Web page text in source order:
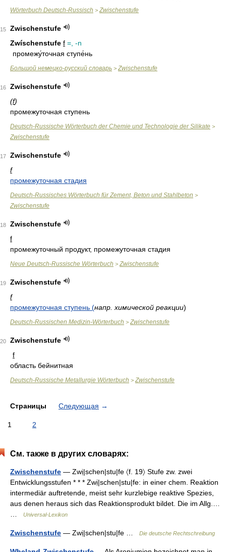
Wörterbuch Deutsch-Russisch > Zwischenstufe
15
Zwischenstufe
Zwíschenstufe f =, -n
промежу́точная ступе́нь
Большой немецко-русский словарь > Zwischenstufe
16
Zwischenstufe
(f)
промежуточная ступень
Deutsch-Russische Wörterbuch der Chemie und Technologie der Silikate >
Zwischenstufe
17
Zwischenstufe
f
промежуточная стадия
Deutsch-Russisches Wörterbuch für Zement, Beton und Stahlbeton >
Zwischenstufe
18
Zwischenstufe
f
промежуточный продукт, промежуточная стадия
Neue Deutsch-Russische Wörterbuch > Zwischenstufe
19
Zwischenstufe
f
промежуточная ступень (напр. химической реакции)
Deutsch-Russischen Medizin-Wörterbuch > Zwischenstufe
20
Zwischenstufe
f
область бейнитная
Deutsch-Russische Metallurgie Wörterbuch > Zwischenstufe
Страницы Следующая →
1 2
См. также в других словарях:
Zwischenstufe — Zwị|schen|stu|fe 〈f. 19〉 Stufe zw. zwei
Entwicklungsstufen * * * Zwị|schen|stu|fe: in einer chem. Reaktion
intermediär auftretende, meist sehr kurzlebige reaktive Spezies,
aus denen heraus sich das Reaktionsprodukt bildet. Die im Allg.…
Universal-Lexikon
Zwischenstufe — Zwị|schen|stu|fe … Die deutsche Rechtschreibung